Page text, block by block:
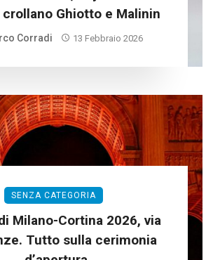
Ghiotto e Malinin
Corradi 13 Febbraio 2026
SENZA CATEGORIA
Milano-Cortina 2026, via
Tutto sulla cerimonia